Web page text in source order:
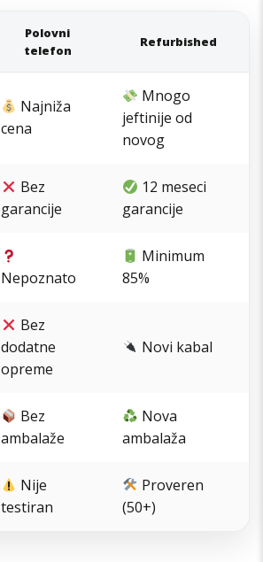
Polovni
telefon
Refurbished
Najniža
cena
Mnogo
jeftinije od
novog
Bez
garancije
12 meseci
garancije
Nepoznato
Minimum
85%
Bez
dodatne
opreme
Novi kabal
Bez
ambalaže
Nova
ambalaža
Nije
testiran
Proveren
(50+)